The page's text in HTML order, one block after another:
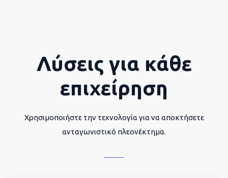
Λύσεις για κάθε
επιχείρηση
Χρησιμοποιήστε την τεχνολογία για να αποκτήσετε
ανταγωνιστικό πλεονέκτημα.